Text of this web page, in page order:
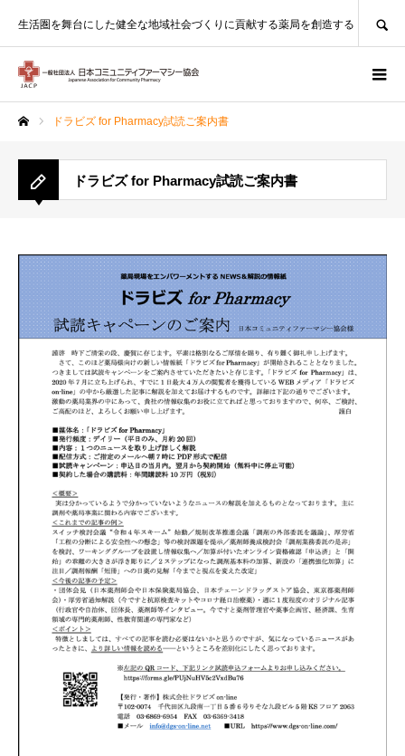
生活圏を舞台にした健全な地域社会づくりに貢献する薬局を創造する
ドラビズ for Pharmacy試読ご案内書
ドラビズ for Pharmacy試読ご案内書